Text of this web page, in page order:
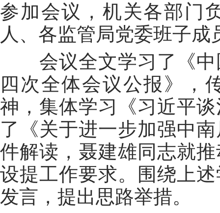
参加会议，机关各部门
人、各监管局党委班子
会议全文学习了《中
四次全体会议公报》，
神，集体学习《习近平
了《关于进一步加强中
件解读，聂建雄同志就
设提工作要求。围绕上
发言，提出思路举措。